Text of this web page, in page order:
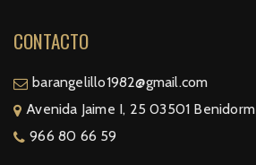
CONTACTO
barangelillo1982@gmail.com
Avenida Jaime I, 25 03501 Benidorm
966 80 66 59